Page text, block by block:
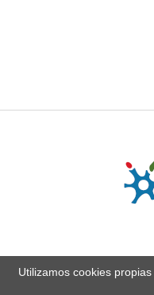
Utilizamos cookies